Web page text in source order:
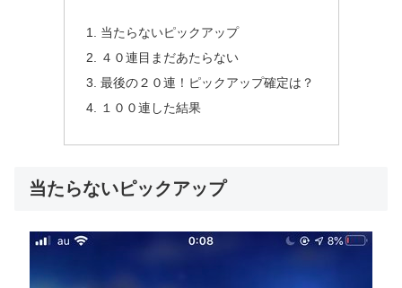
当たらないピックアップ
４０連目まだあたらない
最後の２０連！ピックアップ確定は？
１００連した結果
当たらないピックアップ